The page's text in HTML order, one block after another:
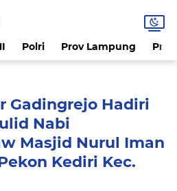
Polri Prov Lampung
Gadingrejo Hadiri
Nabi
Masjid Nurul Iman
Kediri Kec.